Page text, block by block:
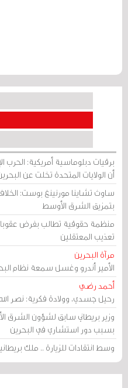
برقيات دبلوماسية أمريكية: الحرب
أن الولايات المتحدة تخلت عن
ساوث تشاينا مورنينغ بوست:
بتمزيق الشرق الأوسط
منظمة حقوقية تطالب بفرض
تعذيب المعتقلين
مرآة البحرين
الأمير أندرو وغسل سمعة نظام
أحمد رضي
رحيل جسدي، وولادة فكرية: نصر
وزير بريطاني سابق لشؤون الشرق
بسبب دور استشاري في البحرين
وسط انتقادات للزيارة .. ملك